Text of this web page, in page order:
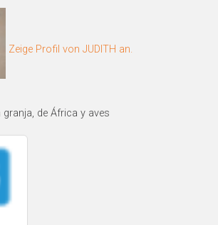
Registrieren
Zeige Profil von JUDITH an.
granja, de África y aves